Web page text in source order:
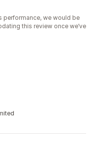
performance, we would be
this review once we’ve